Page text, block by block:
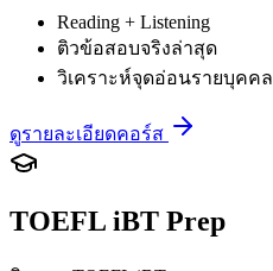
Reading + Listening
ติวข้อสอบจริงล่าสุด
วิเคราะห์จุดอ่อนรายบุคคล
ดูรายละเอียดคอร์ส
TOEFL iBT Prep